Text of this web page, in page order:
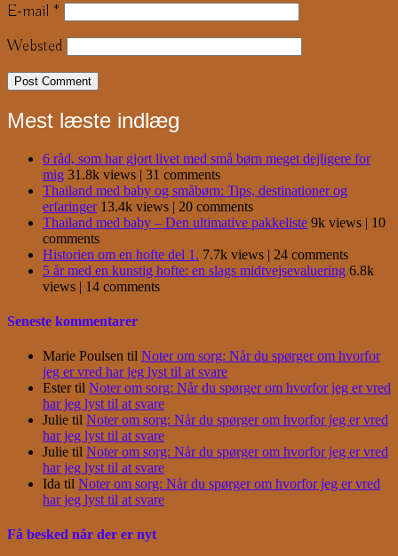
E-mail *
Websted
Mest læste indlæg
6 råd, som har gjort livet med små børn meget dejligere for
mig 31.8k views | 31 comments
Thailand med baby og småbørn: Tips, destinationer og
erfaringer 13.4k views | 20 comments
Thailand med baby – Den ultimative pakkeliste 9k views | 10
comments
Historien om en hofte del 1. 7.7k views | 24 comments
5 år med en kunstig hofte: en slags midtvejsevaluering 6.8k
views | 14 comments
Seneste kommentarer
Marie Poulsen til Noter om sorg: Når du spørger om hvorfor
jeg er vred har jeg lyst til at svare
Estertil Noter om sorg: Når du spørger om hvorfor jeg er vred
har jeg lyst til at svare
Julie til Noter om sorg: Når du spørger om hvorfor jeg er vred
har jeg lyst til at svare
Julie til Noter om sorg: Når du spørger om hvorfor jeg er vred
har jeg lyst til at svare
Ida til Noter om sorg: Når du spørger om hvorfor jeg er vred
har jeg lyst til at svare
Få besked når der er nyt